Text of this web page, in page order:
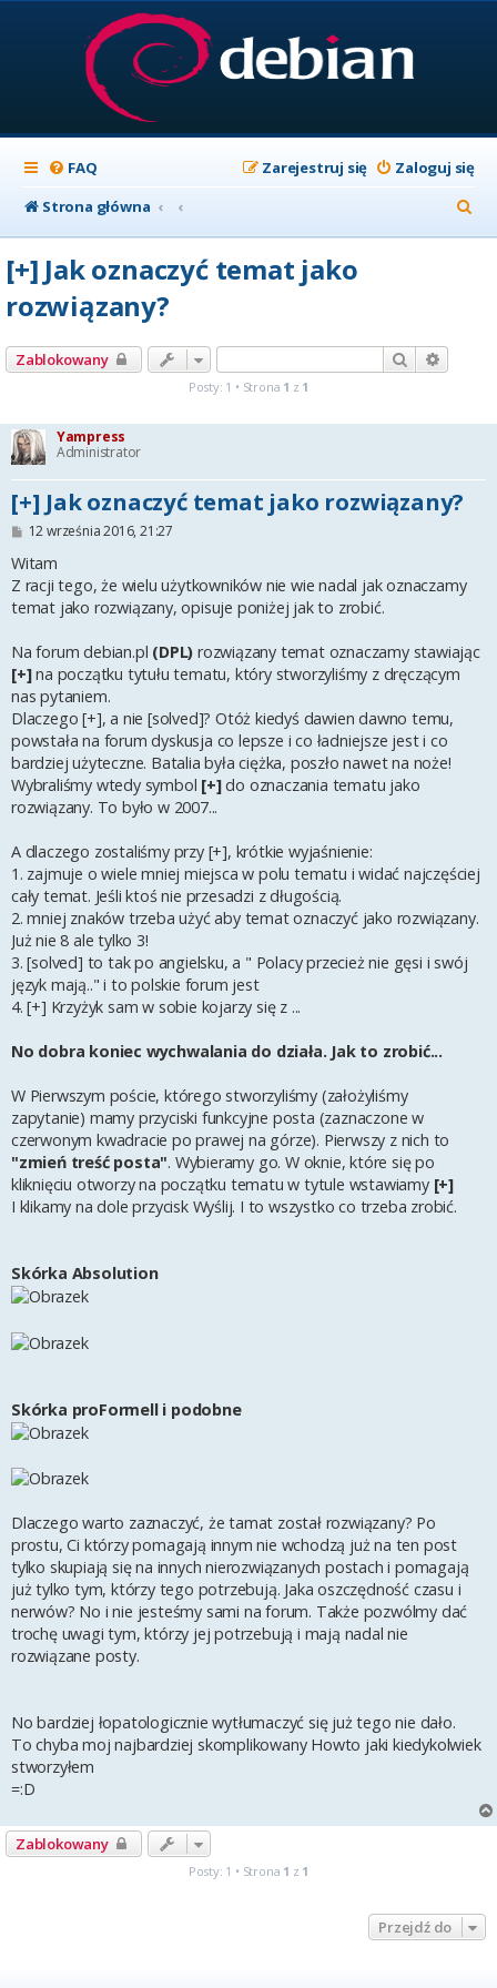
FAQ Zaloguj się
Zarejestruj się
Strona główna
z
[+] Jak oznaczyć temat jako
rozwiązany?
Zablokowany Szukaj
Posty: 1 • Strona 1 z 1
Yampress
Administrator
[+] Jak oznaczyć temat jako rozwiązany?
P
s
12 września 2016, 21:27
Witam
Z racji tego, że wielu użytkowników nie wie nadal jak oznaczamy
temat jako rozwiązany, opisuje poniżej jak to zrobić.
Na forum debian.pl (DPL) rozwiązany temat oznaczamy stawiając
[+]na początku tytułu tematu, który stworzyliśmy z dręczącym
nas pytaniem.
Dlaczego [+], a nie [solved]? Otóż kiedyś dawien dawno temu,
powstała na forum dyskusja co lepsze i co ładniejsze jest i co
bardziej użyteczne. Batalia była ciężka, poszło nawet na noże!
Wybraliśmy wtedy symbol [+]do oznaczania tematu jako
rozwiązany. To było w 2007...
A dlaczego zostaliśmy przy [+], krótkie wyjaśnienie:
1. zajmuje o wiele mniej miejsca w polu tematu i widać najczęściej
cały temat. Jeśli ktoś nie przesadzi z długością.
2. mniej znaków trzeba użyć aby temat oznaczyć jako rozwiązany.
Już nie 8 ale tylko 3!
3. [solved] to tak po angielsku, a " Polacy przecież nie gęsi i swój
język mają.." i to polskie forum jest
4. [+] Krzyżyk sam w sobie kojarzy się z ...
No dobra koniec wychwalania do działa. Jak to zrobić...
W Pierwszym poście, którego stworzyliśmy (założyliśmy
zapytanie) mamy przyciski funkcyjne posta (zaznaczone w
czerwonym kwadracie po prawej na górze). Pierwszy z nich to
"zmień treść posta". Wybieramy go. W oknie, które się po
kliknięciu otworzy na początku tematu w tytule wstawiamy [+]
I klikamy na dole przycisk Wyślij. I to wszystko co trzeba zrobić.
Skórka Absolution
Skórka proFormell i podobne
Dlaczego warto zaznaczyć, że tamat został rozwiązany? Po
prostu, Ci którzy pomagają innym nie wchodzą już na ten post
tylko skupiają się na innych nierozwiązanych postach i pomagają
już tylko tym, którzy tego potrzebują. Jaka oszczędność czasu i
nerwów? No i nie jesteśmy sami na forum. Także pozwólmy dać
trochę uwagi tym, którzy jej potrzebują i mają nadal nie
rozwiązane posty.
No bardziej łopatologicznie wytłumaczyć się już tego nie dało.
To chyba moj najbardziej skomplikowany Howto jaki kiedykolwiek
stworzyłem
=:D
Zablokowany
Posty: 1 • Strona 1 z 1
Przejdź do